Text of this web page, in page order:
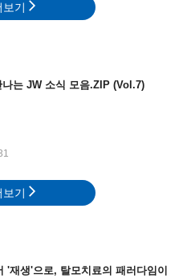
보기
나는 JW 소식 모음.ZIP (Vol.7)
보기
'재생'으로, 탈모치료의 패러다임이